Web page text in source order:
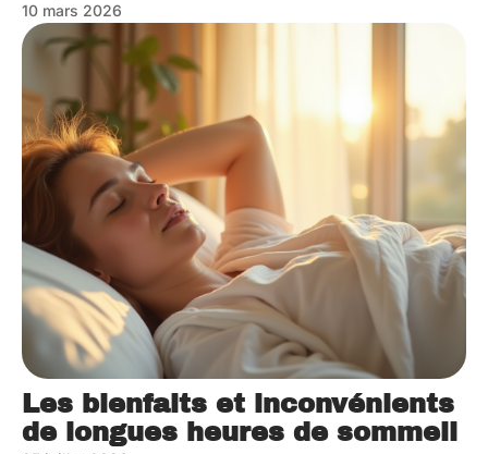
10 mars 2026
Les bienfaits et inconvénients
de longues heures de sommeil